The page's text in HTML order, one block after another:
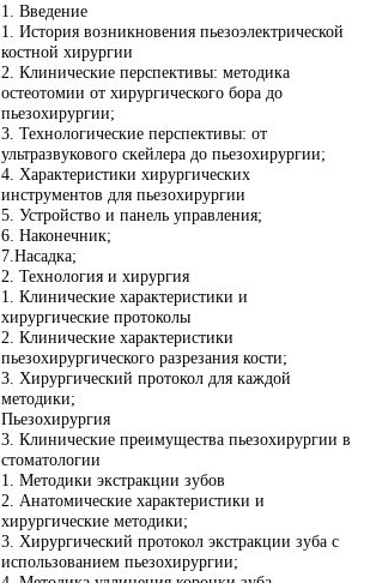
1. Введение
1. История возникновения пьезоэлектрической
костной хирургии
2. Клинические перспективы: методика
остеотомии от хирургического бора до
пьезохирургии;
3. Технологические перспективы: от
ультразвукового скейлера до пьезохирургии;
4. Характеристики хирургических
инструментов для пьезохирургии
5. Устройство и панель управления;
6. Наконечник;
7.Насадка;
2. Технология и хирургия
1. Клинические характеристики и
хирургические протоколы
2. Клинические характеристики
пьезохирургического разрезания кости;
3. Хирургический протокол для каждой
методики;
Пьезохирургия
3. Клинические преимущества пьезохирургии в
стоматологии
1. Методики экстракции зубов
2. Анатомические характеристики и
хирургические методики;
3. Хирургический протокол экстракции зуба с
использованием пьезохирургии;